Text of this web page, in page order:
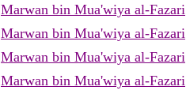
Marwan bin Mua'wiya al-Fazari
Marwan bin Mua'wiya al-Fazari
Marwan bin Mua'wiya al-Fazari
Marwan bin Mua'wiya al-Fazari